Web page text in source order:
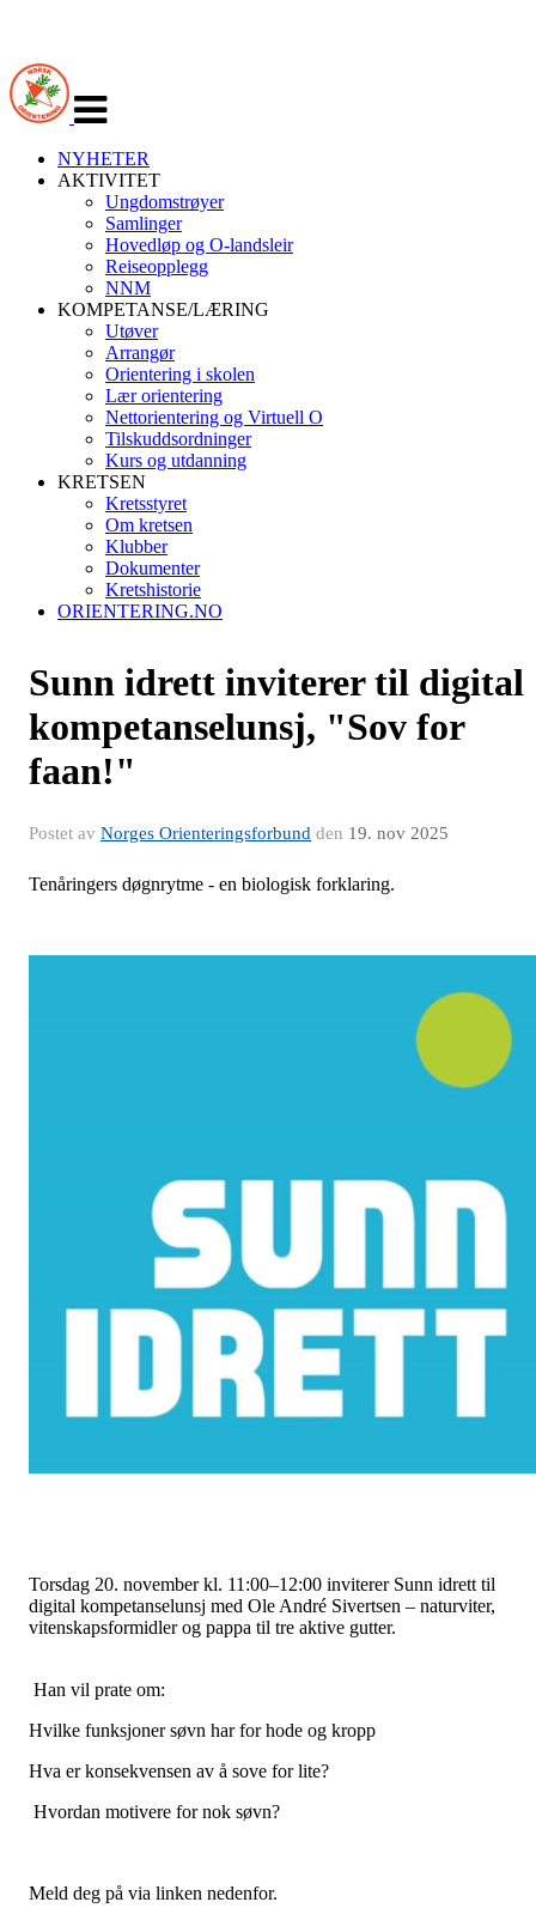
navigasjon
NYHETER
AKTIVITET
Ungdomstrøyer
Samlinger
Hovedløp og O-landsleir
Reiseopplegg
NNM
KOMPETANSE/LÆRING
Utøver
Arrangør
Orientering i skolen
Lær orientering
Nettorientering og Virtuell O
Tilskuddsordninger
Kurs og utdanning
KRETSEN
Kretsstyret
Om kretsen
Klubber
Dokumenter
Kretshistorie
ORIENTERING.NO
Sunn idrett inviterer til digital
kompetanselunsj, "Sov for
faan!"
Postet av Norges Orienteringsforbund den 19. nov 2025
Tenåringers døgnrytme - en biologisk forklaring.
Torsdag 20. november kl. 11:00–12:00 inviterer Sunn idrett til
digital kompetanselunsj med Ole André Sivertsen – naturviter,
vitenskapsformidler og pappa til tre aktive gutter.
Han vil prate om:
Hvilke funksjoner søvn har for hode og kropp
Hva er konsekvensen av å sove for lite?
Hvordan motivere for nok søvn?
Meld deg på via linken nedenfor.